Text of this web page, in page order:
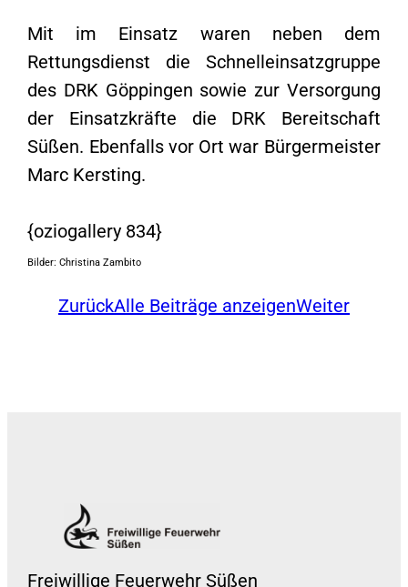
Mit im Einsatz waren neben dem
Rettungsdienst die Schnelleinsatzgruppe
des DRK Göppingen sowie zur Versorgung
der Einsatzkräfte die DRK Bereitschaft
Süßen. Ebenfalls vor Ort war Bürgermeister
Marc Kersting.
{oziogallery 834}
Bilder: Christina Zambito
ZurückAlle Beiträge anzeigenWeiter
Freiwillige Feuerwehr Süßen